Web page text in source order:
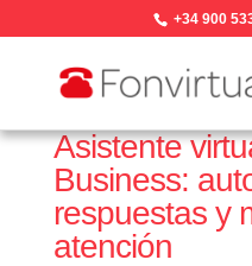
+34 900
Asistente
Business:
respuestas y
atención